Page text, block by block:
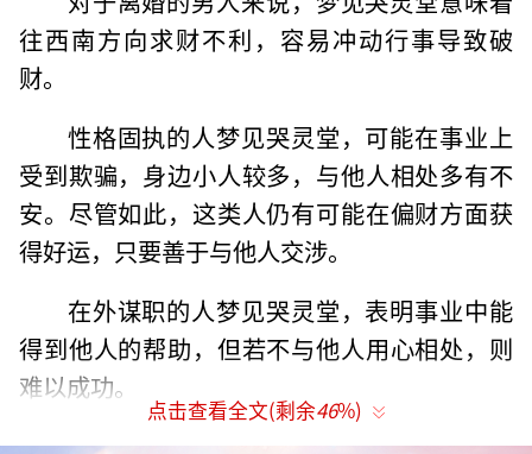
往西南方向求财不利，容易冲动行事导致破
财。
性格固执的人梦见哭灵堂，可能在事业上
受到欺骗，身边小人较多，与他人相处多有不
安。尽管如此，这类人仍有可能在偏财方面获
得好运，只要善于与他人交涉。
在外谋职的人梦见哭灵堂，表明事业中能
得到他人的帮助，但若不与他人用心相处，则
难以成功。
刚结婚的男人梦见哭灵堂，可能因为性格
点击查看全文(剩余46%)